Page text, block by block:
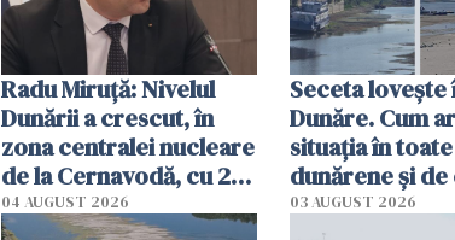
Radu Miruţă: Nivelul
Dunării a crescut, în
zona centralei nucleare
de la Cernavodă, cu 2
cm faţă de ziua trecută
04 AUGUST 2026
Seceta
Dunăre. Cum
situația în
dunărene și de
România
03 AUGUST 2026